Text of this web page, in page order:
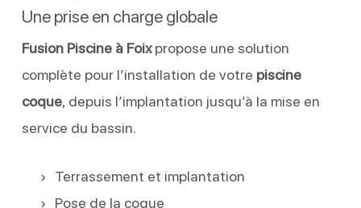
Une prise en charge globale
Fusion Piscine à Foixpropose une solution
complète pour l’installation de votre piscine
coque, depuis l’implantation jusqu’à la mise en
service du bassin.
Terrassement et implantation
Pose de la coque